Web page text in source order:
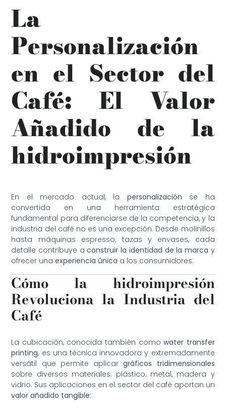
La
Personalización
en el Sector del
Café: El Valor
Añadido de la
hidroimpresión
En el mercado actual, la personalización se ha
convertido en una herramienta estratégica
fundamental para diferenciarse de la competencia, y la
industria del café no es una excepción. Desde molinillos
hasta máquinas espresso, tazas y envases, cada
detalle contribuye aconstruir la identidad de la marca y
ofrecer unaexperiencia única a los consumidores.
Cómo la hidroimpresión
Revoluciona la Industria del
Café
La cubicación, conocida también comowater transfer
printing, es una técnica innovadora y extremadamente
versátil que permite aplicargráficos tridimensionales
sobre diversos materiales: plástico, metal, madera y
vidrio. Sus aplicaciones en el sector del café aportan un
valor añadido tangible: